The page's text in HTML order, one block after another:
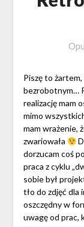
Piszę to
bezrobotnym…
realizację mam
mimo
mam wrażenie,
zwariowała
dorzucam coś
praca z cyklu
sobie był
tło do zdjęć
oszczędny w
uwagę od prac,